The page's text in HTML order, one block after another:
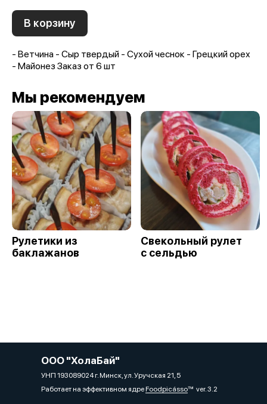
В корзину
- Ветчина - Сыр твердый - Сухой чеснок - Грецкий орех
- Майонез Заказ от 6 шт
Мы рекомендуем
Рулетики из
баклажанов
Свекольный рулет
с сельдью
ООО "ХолаБай"
УНП 193089024 г. Минск, ул. Уручская 21, 5
Работает на эффективном ядреFoodpicássover. 3.2